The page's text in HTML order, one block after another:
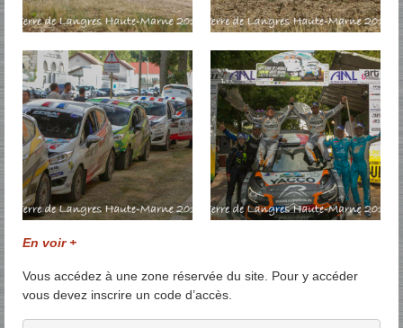
En voir +
Vous accédez à une zone réservée du site. Pour y accéder
vous devez inscrire un code d’accès.